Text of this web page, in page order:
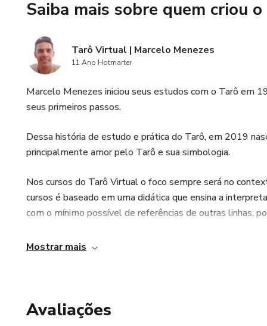
Saiba mais sobre quem criou
Tarô Virtual | Marcelo Menezes
11 Ano Hotmarter
Marcelo Menezes iniciou seus estudos com o Tarô em
seus primeiros passos.
Dessa história de estudo e prática do Tarô, em 2019
principalmente amor pelo Tarô e sua simbologia.
Nos cursos do Tarô Virtual o foco sempre será no
cursos é baseado em uma didática que ensina a
com o mínimo possível de referências de outras linhas,
Caso queira conhecer mais sobre o nosso trabalho,
Mostrar mais
Avaliações